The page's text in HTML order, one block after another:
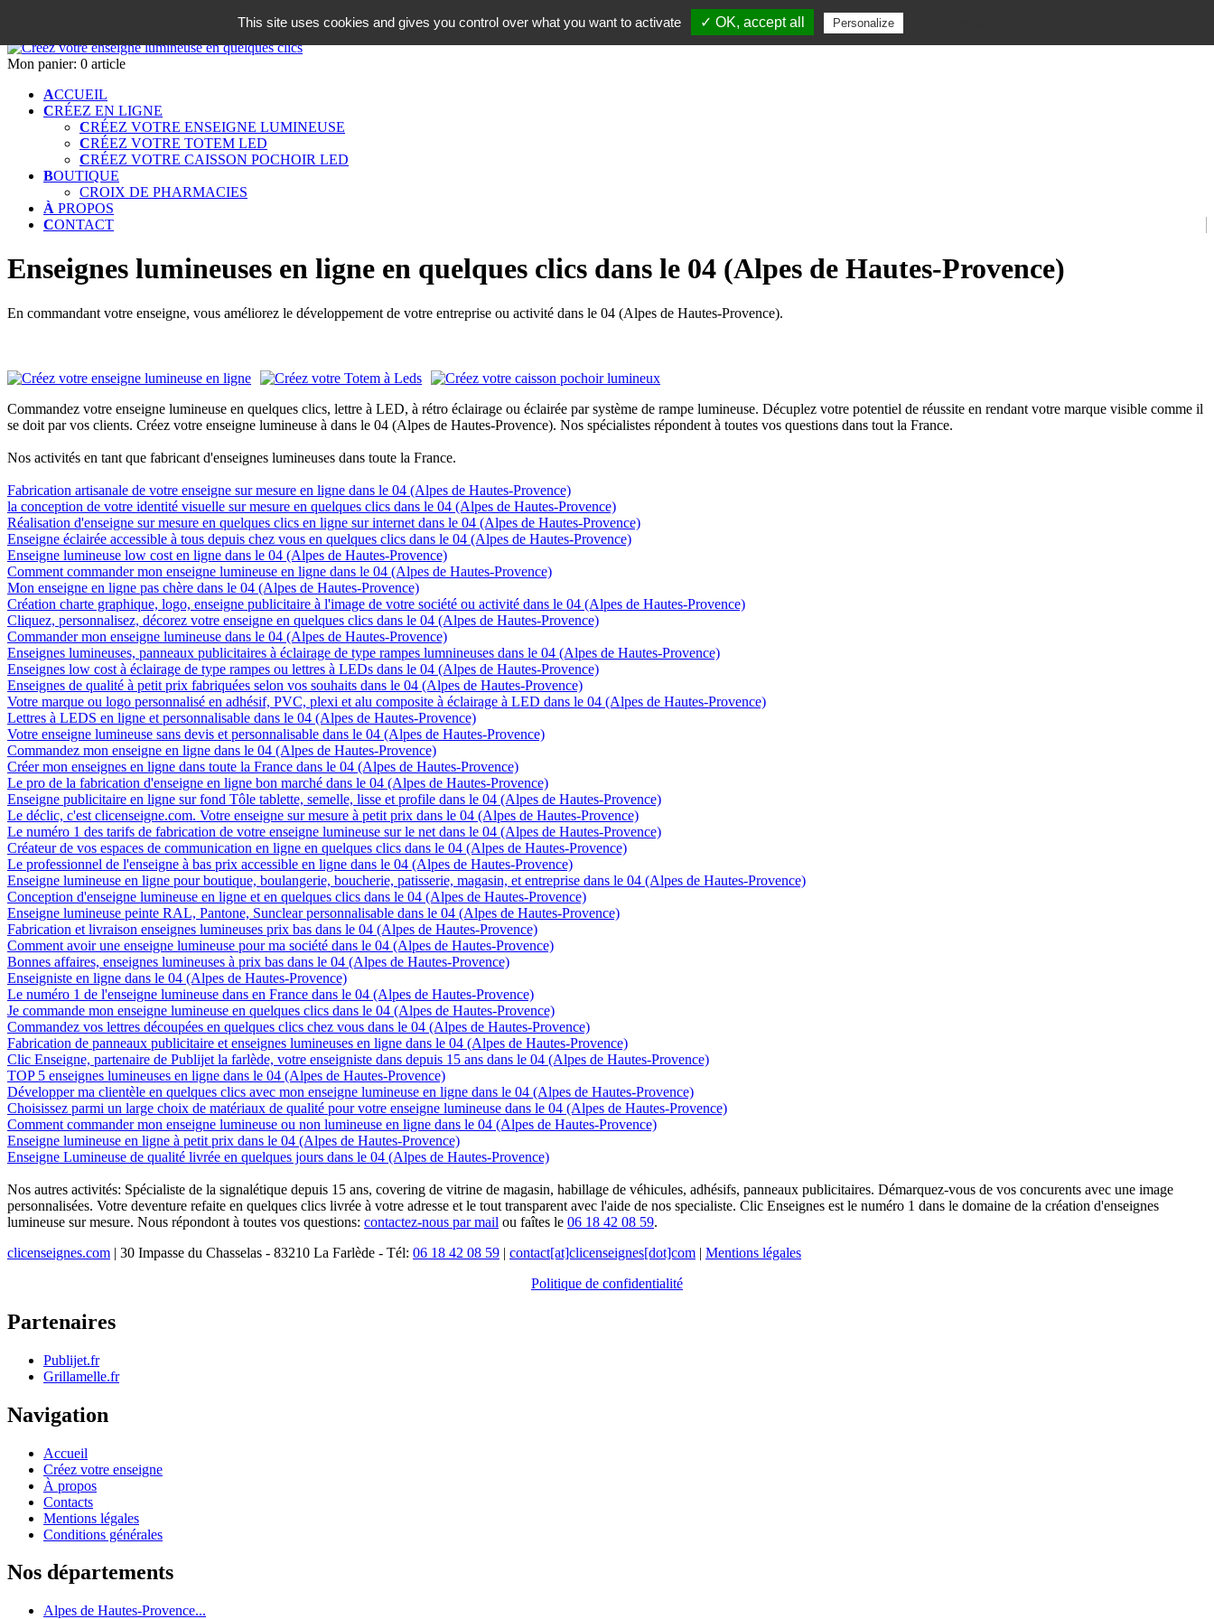
Mon panier: 0 article
ACCUEIL
CRÉEZ EN LIGNE
CRÉEZ VOTRE ENSEIGNE LUMINEUSE
CRÉEZ VOTRE TOTEM LED
CRÉEZ VOTRE CAISSON POCHOIR LED
BOUTIQUE
CROIX DE PHARMACIES
À PROPOS
CONTACT
Enseignes lumineuses en ligne en quelques clics dans le 04 (Alpes de Hautes-Provence)
En commandant votre enseigne, vous améliorez le développement de votre entreprise ou activité dans le 04 (Alpes de Hautes-Provence).
Commandez votre enseigne lumineuse en quelques clics, lettre à LED, à rétro éclairage ou éclairée par système de rampe lumineuse. Décuplez votre potentiel de réussite en rendant votre marque visible comme il
se doit par vos clients. Créez votre enseigne lumineuse à dans le 04 (Alpes de Hautes-Provence). Nos spécialistes répondent à toutes vos questions dans tout la France.
Nos activités en tant que fabricant d'enseignes lumineuses dans toute la France.
Fabrication artisanale de votre enseigne sur mesure en ligne dans le 04 (Alpes de Hautes-Provence)
la conception de votre identité visuelle sur mesure en quelques clics dans le 04 (Alpes de Hautes-Provence)
Réalisation d'enseigne sur mesure en quelques clics en ligne sur internet dans le 04 (Alpes de Hautes-Provence)
Enseigne éclairée accessible à tous depuis chez vous en quelques clics dans le 04 (Alpes de Hautes-Provence)
Enseigne lumineuse low cost en ligne dans le 04 (Alpes de Hautes-Provence)
Comment commander mon enseigne lumineuse en ligne dans le 04 (Alpes de Hautes-Provence)
Mon enseigne en ligne pas chère dans le 04 (Alpes de Hautes-Provence)
Création charte graphique, logo, enseigne publicitaire à l'image de votre société ou activité dans le 04 (Alpes de Hautes-Provence)
Cliquez, personnalisez, décorez votre enseigne en quelques clics dans le 04 (Alpes de Hautes-Provence)
Commander mon enseigne lumineuse dans le 04 (Alpes de Hautes-Provence)
Enseignes lumineuses, panneaux publicitaires à éclairage de type rampes lumnineuses dans le 04 (Alpes de Hautes-Provence)
Enseignes low cost à éclairage de type rampes ou lettres à LEDs dans le 04 (Alpes de Hautes-Provence)
Enseignes de qualité à petit prix fabriquées selon vos souhaits dans le 04 (Alpes de Hautes-Provence)
Votre marque ou logo personnalisé en adhésif, PVC, plexi et alu composite à éclairage à LED dans le 04 (Alpes de Hautes-Provence)
Lettres à LEDS en ligne et personnalisable dans le 04 (Alpes de Hautes-Provence)
Votre enseigne lumineuse sans devis et personnalisable dans le 04 (Alpes de Hautes-Provence)
Commandez mon enseigne en ligne dans le 04 (Alpes de Hautes-Provence)
Créer mon enseignes en ligne dans toute la France dans le 04 (Alpes de Hautes-Provence)
Le pro de la fabrication d'enseigne en ligne bon marché dans le 04 (Alpes de Hautes-Provence)
Enseigne publicitaire en ligne sur fond Tôle tablette, semelle, lisse et profile dans le 04 (Alpes de Hautes-Provence)
Le déclic, c'est clicenseigne.com. Votre enseigne sur mesure à petit prix dans le 04 (Alpes de Hautes-Provence)
Le numéro 1 des tarifs de fabrication de votre enseigne lumineuse sur le net dans le 04 (Alpes de Hautes-Provence)
Créateur de vos espaces de communication en ligne en quelques clics dans le 04 (Alpes de Hautes-Provence)
Le professionnel de l'enseigne à bas prix accessible en ligne dans le 04 (Alpes de Hautes-Provence)
Enseigne lumineuse en ligne pour boutique, boulangerie, boucherie, patisserie, magasin, et entreprise dans le 04 (Alpes de Hautes-Provence)
Conception d'enseigne lumineuse en ligne et en quelques clics dans le 04 (Alpes de Hautes-Provence)
Enseigne lumineuse peinte RAL, Pantone, Sunclear personnalisable dans le 04 (Alpes de Hautes-Provence)
Fabrication et livraison enseignes lumineuses prix bas dans le 04 (Alpes de Hautes-Provence)
Comment avoir une enseigne lumineuse pour ma société dans le 04 (Alpes de Hautes-Provence)
Bonnes affaires, enseignes lumineuses à prix bas dans le 04 (Alpes de Hautes-Provence)
Enseigniste en ligne dans le 04 (Alpes de Hautes-Provence)
Le numéro 1 de l'enseigne lumineuse dans en France dans le 04 (Alpes de Hautes-Provence)
Je commande mon enseigne lumineuse en quelques clics dans le 04 (Alpes de Hautes-Provence)
Commandez vos lettres découpées en quelques clics chez vous dans le 04 (Alpes de Hautes-Provence)
Fabrication de panneaux publicitaire et enseignes lumineuses en ligne dans le 04 (Alpes de Hautes-Provence)
Clic Enseigne, partenaire de Publijet la farlède, votre enseigniste dans depuis 15 ans dans le 04 (Alpes de Hautes-Provence)
TOP 5 enseignes lumineuses en ligne dans le 04 (Alpes de Hautes-Provence)
Développer ma clientèle en quelques clics avec mon enseigne lumineuse en ligne dans le 04 (Alpes de Hautes-Provence)
Choisissez parmi un large choix de matériaux de qualité pour votre enseigne lumineuse dans le 04 (Alpes de Hautes-Provence)
Comment commander mon enseigne lumineuse ou non lumineuse en ligne dans le 04 (Alpes de Hautes-Provence)
Enseigne lumineuse en ligne à petit prix dans le 04 (Alpes de Hautes-Provence)
Enseigne Lumineuse de qualité livrée en quelques jours dans le 04 (Alpes de Hautes-Provence)
Nos autres activités: Spécialiste de la signalétique depuis 15 ans, covering de vitrine de magasin, habillage de véhicules, adhésifs, panneaux publicitaires. Démarquez-vous de vos concurents avec une image
personnalisées. Votre deventure refaite en quelques clics livrée à votre adresse et le tout transparent avec l'aide de nos specialiste. Clic Enseignes est le numéro 1 dans le domaine de la création d'enseignes
lumineuse sur mesure. Nous répondont à toutes vos questions: contactez-nous par mail ou faîtes le 06 18 42 08 59.
clicenseignes.com | 30 Impasse du Chasselas - 83210 La Farlède - Tél: 06 18 42 08 59 | contact[at]clicenseignes[dot]com | Mentions légales
Politique de confidentialité
Partenaires
Publijet.fr
Grillamelle.fr
Navigation
Accueil
Créez votre enseigne
À propos
Contacts
Mentions légales
Conditions générales
Nos départements
Alpes de Hautes-Provence...
This site uses cookies and gives you control over what you want to activate ✓ OK, accept all Personalize